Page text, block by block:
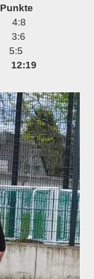
Punkte
4:8
3:6
5:5
12:19